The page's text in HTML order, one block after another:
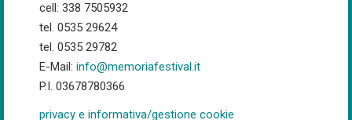
cell: 338 7505932
tel. 0535 29624
tel. 0535 29782
E-Mail: info@memoriafestival.it
P.I. 03678780366
privacy e informativa/gestione cookie